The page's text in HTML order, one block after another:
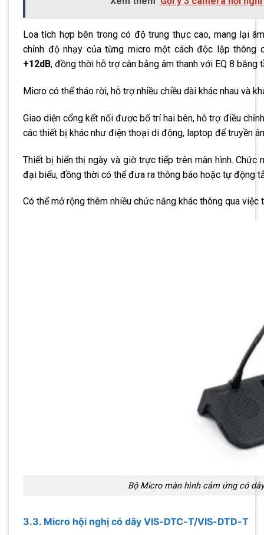
Loa tích hợp bên trong có độ trung thực cao, mang lại
chỉnh độ nhạy của từng micro một cách độc lập
+12dB, đồng thời hỗ trợ cân bằng âm thanh với EQ 8 băng
Micro có thể tháo rời, hỗ trợ nhiều chiều dài khác nhau và
Giao diện cổng kết nối được bố trí hai bên, hỗ trợ điều
các thiết bị khác như điện thoại di động, laptop để truyền
Thiết bị hiển thị ngày và giờ trực tiếp trên màn hình.
đại biểu, đồng thời có thể đưa ra thông báo hoặc tự động
Có thể mở rộng thêm nhiều chức năng khác thông qua
Bộ Micro màn hình cảm ứng có
3.3. Micro hội nghị có dây VIS-DTC-T/VIS-DTD-T